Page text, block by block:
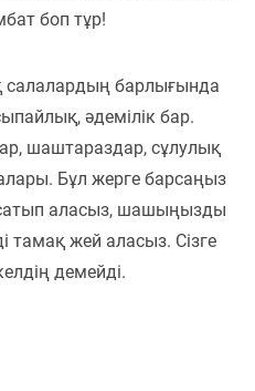
боп тұр!
салалардың барлығында
әдемілік бар.
шаштараздар, сұлулық
Бұл жерге барсаңыз
аласыз, шашыңызды
тамақ жей аласыз. Сізге
демейді.